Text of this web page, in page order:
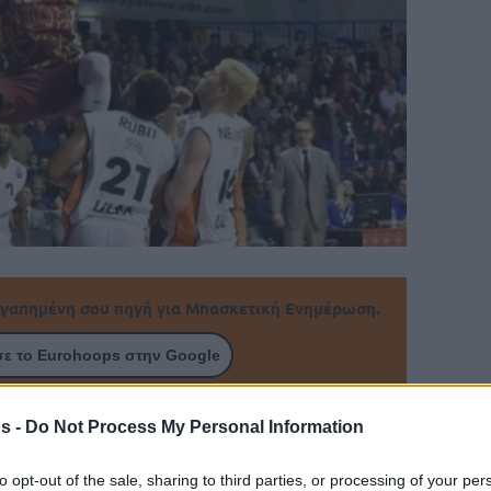
- Do Not Process My Personal Information
opt-out of the sale, sharing to third parties, or processing of your
σου πηγή για Μπασκετική Ενημέρωση.
το Eurohoops στην Google
ΑΕΚ να ανακοινώσει τη συμφωνία με τον